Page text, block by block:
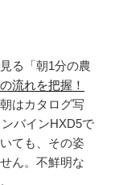
る「朝1分の農
流れを把握！
はカタログ写
ンバインHXD5で
ても、その姿
ん。不鮮明な